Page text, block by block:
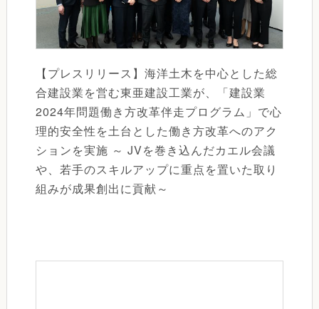
【プレスリリース】海洋土木を中心とした総
合建設業を営む東亜建設工業が、「建設業
2024年問題働き方改革伴走プログラム」で心
理的安全性を土台とした働き方改革へのアク
ションを実施 ～ JVを巻き込んだカエル会議
や、若手のスキルアップに重点を置いた取り
組みが成果創出に貢献～